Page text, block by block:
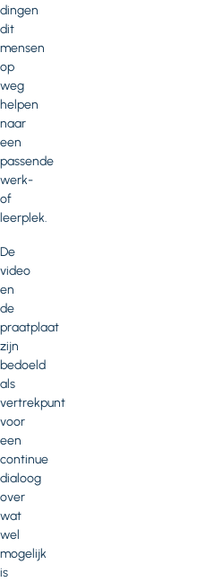
dingen
dit
mensen
op
weg
helpen
naar
een
passende
werk-
of
leerplek.
De
video
en
de
praatplaat
zijn
bedoeld
als
vertrekpunt
voor
een
continue
dialoog
over
wat
wel
mogelijk
is